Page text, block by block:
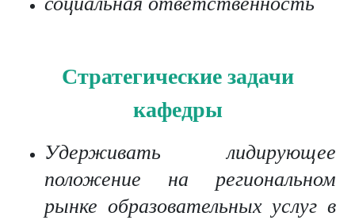
Стратегические задачи
кафедры
Удерживать лидирующее
положение на региональном
рынке образовательных услуг в